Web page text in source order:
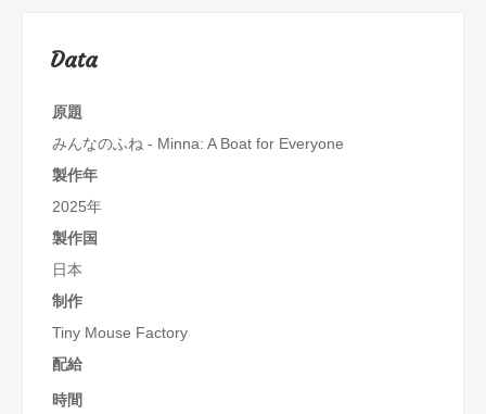
Data
原題
みんなのふね - Minna: A Boat for Everyone
製作年
2025年
製作国
日本
制作
Tiny Mouse Factory
配給
時間